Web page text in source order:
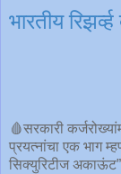
भारतीय
🩸सरकारी
प्रयत्नांचा एक भाग
सिक्युरिटीज